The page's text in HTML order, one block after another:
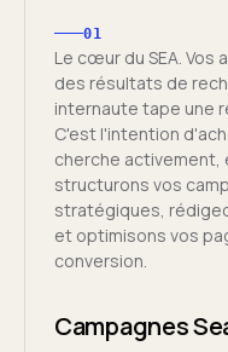
01
Le cœur du SEA.
des résultats de
internaute tape une
C'est l'intention
cherche activement,
structurons vos
stratégiques,
et optimisons vos
conversion.
Campagnes